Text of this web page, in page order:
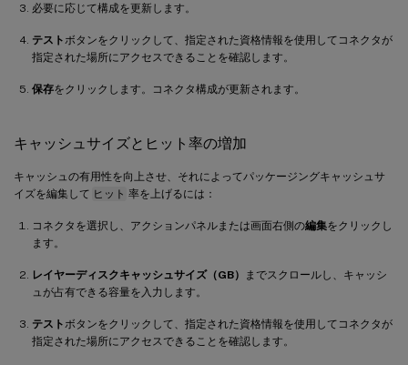
必要に応じて構成を更新します。
テストボタンをクリックして、指定された資格情報を使用してコネクタが
指定された場所にアクセスできることを確認します。
保存をクリックします。コネクタ構成が更新されます。
キャッシュサイズとヒット率の増加
キャッシュの有用性を向上させ、それによってパッケージングキャッシュサ
イズを編集して ヒット 率を上げるには：
コネクタを選択し、アクションパネルまたは画面右側の編集をクリックし
ます。
レイヤーディスクキャッシュサイズ（GB）
までスクロールし、キャッシ
ュが占有できる容量を入力します。
テストボタンをクリックして、指定された資格情報を使用してコネクタが
指定された場所にアクセスできることを確認します。